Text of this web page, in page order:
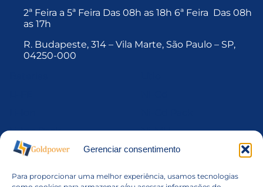
Gerenciar consentimento
Para proporcionar uma melhor experiência, usamos tecnologias
2ª Feira a 5ª Feira Das 08h as 18h 6ª Feira Das 08h
as 17h
R. Budapeste, 314 – Vila Marte, São Paulo – SP,
04250-000
Li-Ion Pack
Li-MnO2
Ni-MH
Ni-Mh Pack